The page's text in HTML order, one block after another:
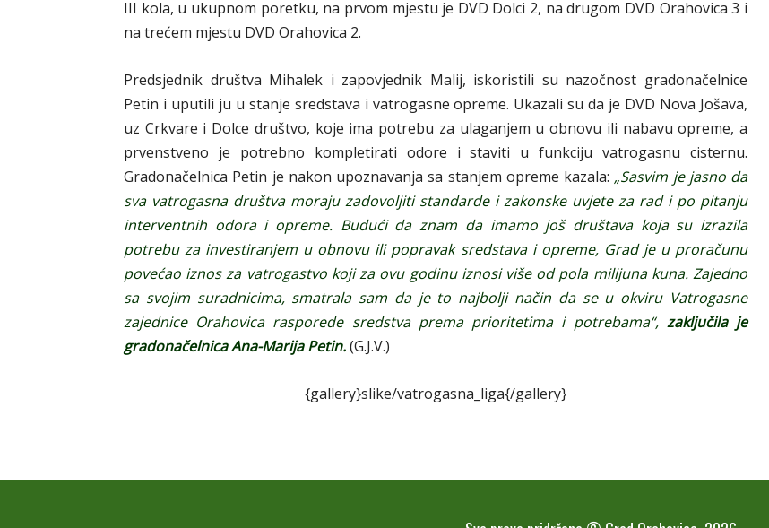
III kola, u ukupnom poretku, na prvom mjestu je DVD Dolci 2, na drugom DVD Orahovica 3 i
na trećem mjestu DVD Orahovica 2.
Predsjednik društva Mihalek i zapovjednik Malij, iskoristili su nazočnost gradonačelnice
Petin i uputili ju u stanje sredstava i vatrogasne opreme. Ukazali su da je DVD Nova Jošava,
uz Crkvare i Dolce društvo, koje ima potrebu za ulaganjem u obnovu ili nabavu opreme, a
prvenstveno je potrebno kompletirati odore i staviti u funkciju vatrogasnu cisternu.
Gradonačelnica Petin je nakon upoznavanja sa stanjem opreme kazala: „Sasvim je jasno da
sva vatrogasna društva moraju zadovoljiti standarde i zakonske uvjete za rad i po pitanju
interventnih odora i opreme. Budući da znam da imamo još društava koja su izrazila
potrebu za investiranjem u obnovu ili popravak sredstava i opreme, Grad je u proračunu
povećao iznos za vatrogastvo koji za ovu godinu iznosi više od pola milijuna kuna. Zajedno
sa svojim suradnicima, smatrala sam da je to najbolji način da se u okviru Vatrogasne
zajednice Orahovica rasporede sredstva prema prioritetima i potrebama“, zaključila je
gradonačelnica Ana-Marija Petin.(G.J.V.)
{gallery}slike/vatrogasna_liga{/gallery}